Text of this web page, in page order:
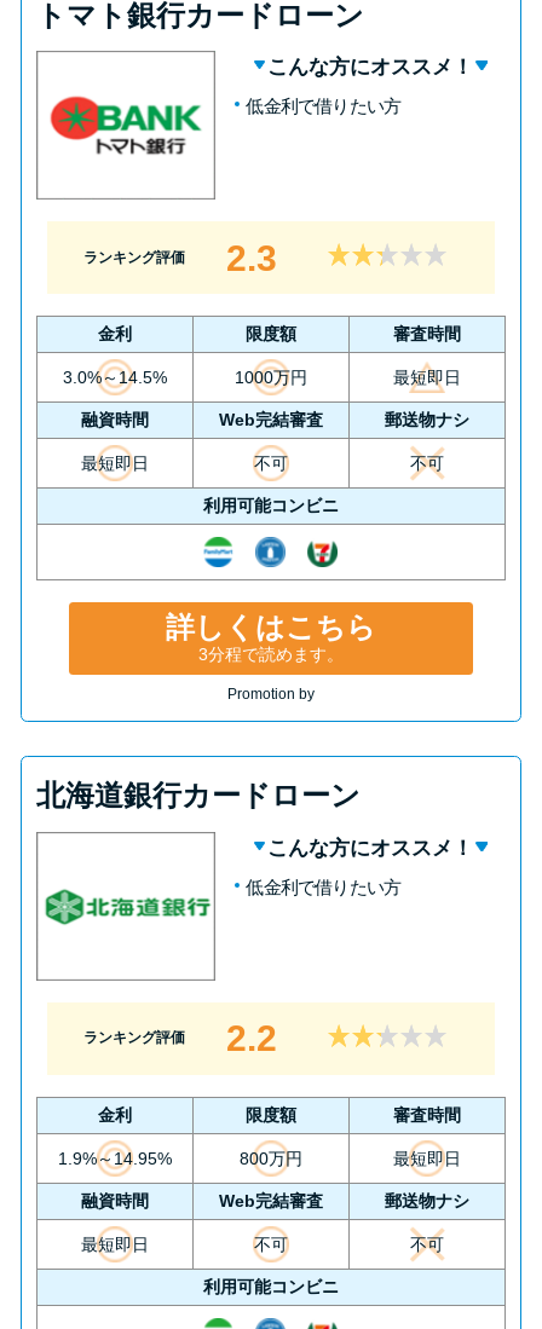
トマト銀行カードローン
こんな方にオススメ！
低金利で借りたい方
ランキング評価 2.3
金利 限度額 審査時間
3.0%～14.5% 1000万円 最短即日
融資時間 Web完結審査 郵送物ナシ
最短即日 不可 不可
利用可能コンビニ
詳しくはこちら
3分程で読めます。
Promotion by
北海道銀行カードローン
こんな方にオススメ！
低金利で借りたい方
ランキング評価 2.2
金利 限度額 審査時間
1.9%～14.95% 800万円 最短即日
融資時間 Web完結審査 郵送物ナシ
最短即日 不可 不可
利用可能コンビニ